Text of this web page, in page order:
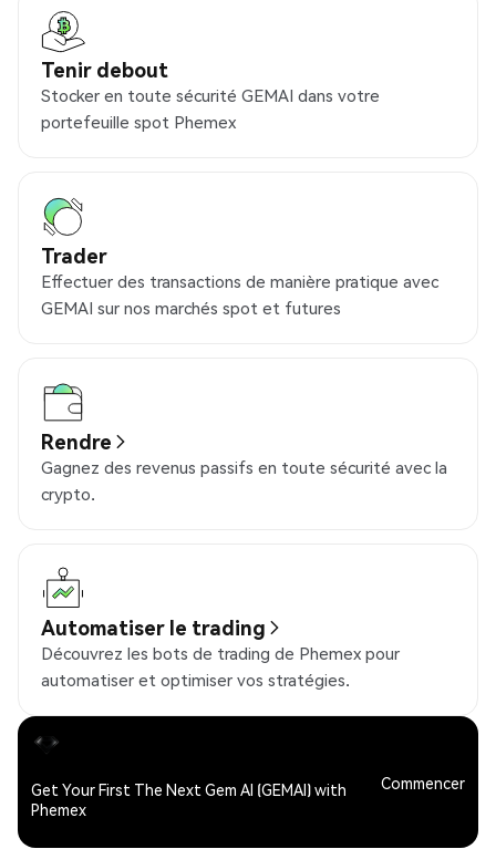
Tenir debout
Stocker en toute sécurité GEMAI dans votre
portefeuille spot Phemex
Trader
Effectuer des transactions de manière pratique avec
GEMAI sur nos marchés spot et futures
Rendre
Gagnez des revenus passifs en toute sécurité avec la
crypto.
Automatiser le trading
Découvrez les bots de trading de Phemex pour
automatiser et optimiser vos stratégies.
Get Your First The Next Gem AI (GEMAI) with
Phemex
Commencer